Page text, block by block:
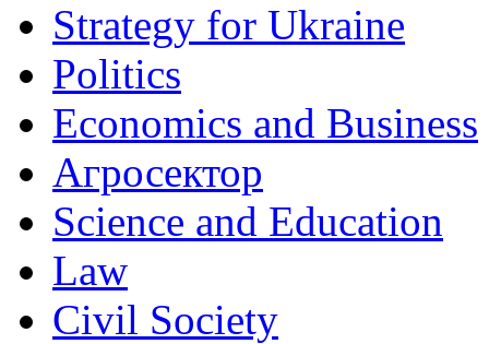
Strategy for Ukraine
Politics
Economics and Business
Агросектор
Science and Education
Law
Civil Society